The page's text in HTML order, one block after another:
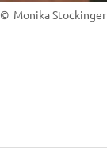
© Monika Stockinger